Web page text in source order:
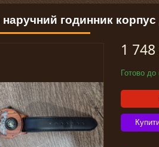
наручний годинник
1
Готово до